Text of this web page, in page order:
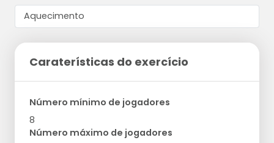
Caraterísticas do exercício
Número mínimo de jogadores
8
Número máximo de jogadores